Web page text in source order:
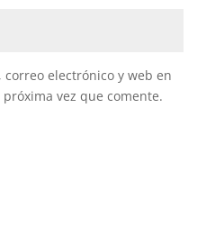
electrónico y web en
vez que comente.